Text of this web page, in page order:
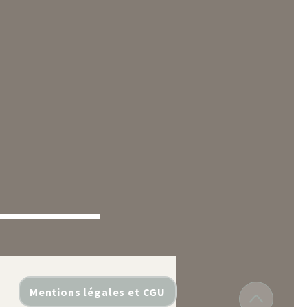
Mentions légales et CGU